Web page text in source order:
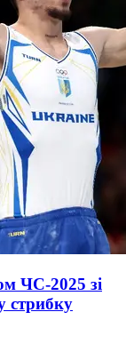
ЧС-2025 зі
стрибку